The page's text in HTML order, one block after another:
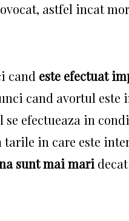
astfel incat
cand este efectuat
cand avortul este
efectueaza in
in care este
sunt mai mari